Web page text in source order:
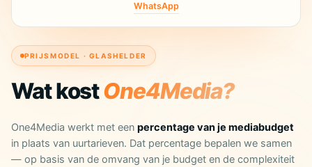
PRIJSMODEL · GLASHELDER
Wat kostOne4Media?
One4Media werkt met een percentage van je mediabudget
in plaats van uurtarieven. Dat percentage bepalen we samen
— op basis van de omvang van je budget en de complexiteit
WhatsApp